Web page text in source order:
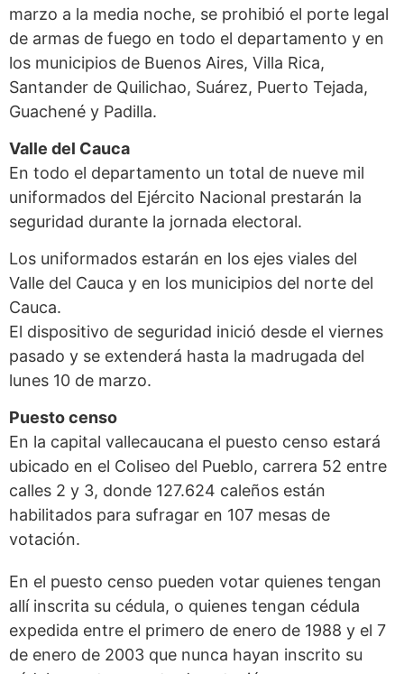
marzo a la media noche, se prohibió el porte legal
de armas de fuego en todo el departamento y en
los municipios de Buenos Aires, Villa Rica,
Santander de Quilichao, Suárez, Puerto Tejada,
Guachené y Padilla.
Valle del Cauca
En todo el departamento un total de nueve mil
uniformados del Ejército Nacional prestarán la
seguridad durante la jornada electoral.
Los uniformados estarán en los ejes viales del
Valle del Cauca y en los municipios del norte del
Cauca.
El dispositivo de seguridad inició desde el viernes
pasado y se extenderá hasta la madrugada del
lunes 10 de marzo.
Puesto censo
En la capital vallecaucana el puesto censo estará
ubicado en el Coliseo del Pueblo, carrera 52 entre
calles 2 y 3, donde 127.624 caleños están
habilitados para sufragar en 107 mesas de
votación.
En el puesto censo pueden votar quienes tengan
allí inscrita su cédula, o quienes tengan cédula
expedida entre el primero de enero de 1988 y el 7
de enero de 2003 que nunca hayan inscrito su